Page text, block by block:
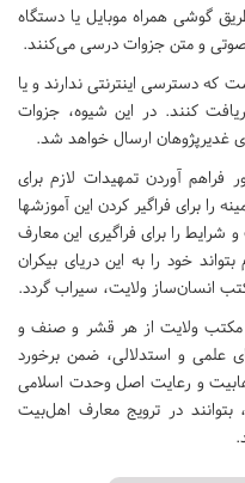
گوشی همراه موبایل یا دستگاه
صوتی و متن جزوات درسی می‌کنند.
که دسترسی اینترنتی ندارند و یا
کنند. در این شیوه، جزوات
غدیرپژوهان ارسال خواهد شد.
آوردن تمهیدات لازم برای
را برای فراگیر کردن این آموزش­ها
را برای فراگیری این معارف
خود را به این دریای بیکران
انسان‌ساز ولایت، سیراب گردد.
مکتب ولایت از هر قشر و صنف و
علمی و استدلالی، ضمن برخورد
و رعایت اصل وحدت اسلامی
در ترویج معارف اهل‌بیت